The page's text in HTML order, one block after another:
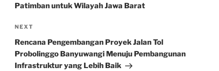
Patimban untuk Wilayah Jawa Barat
Next
Post
NEXT
Rencana Pengembangan Proyek Jalan Tol
Probolinggo Banyuwangi Menuju Pembangunan
Infrastruktur yang Lebih Baik